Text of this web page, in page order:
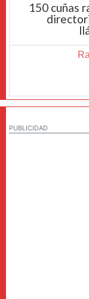
150 cuñas
PUBLICIDAD